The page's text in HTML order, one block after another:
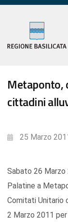
Metaponto,
cittadini
25 Marzo
Sabato 26 Marzo
Palatine a
Comitati Unitario
2 Marzo 2011